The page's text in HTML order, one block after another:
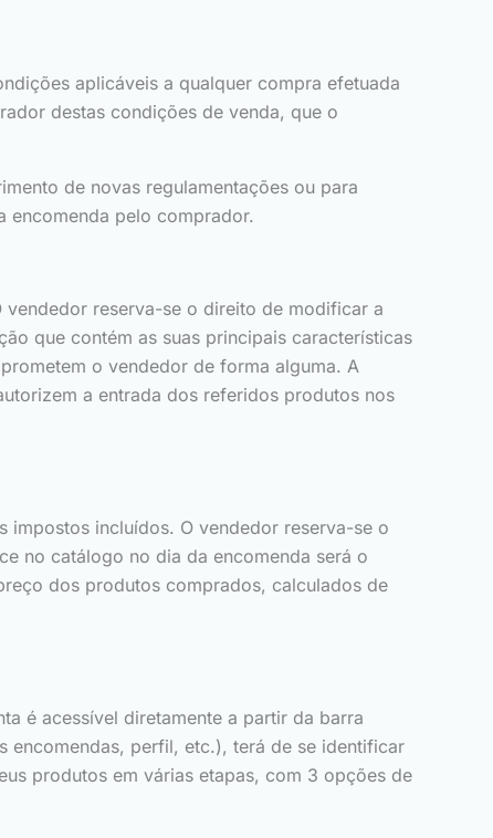
aplicáveis a qualquer compra efetuada
destas condições de venda, que o
de novas regulamentações ou para
encomenda pelo comprador.
reserva-se o direito de modificar a
que contém as suas principais características
o vendedor de forma alguma. A
a entrada dos referidos produtos nos
impostos incluídos. O vendedor reserva-se o
no catálogo no dia da encomenda será o
dos produtos comprados, calculados de
é acessível diretamente a partir da barra
encomendas, perfil, etc.), terá de se identificar
produtos em várias etapas, com 3 opções de